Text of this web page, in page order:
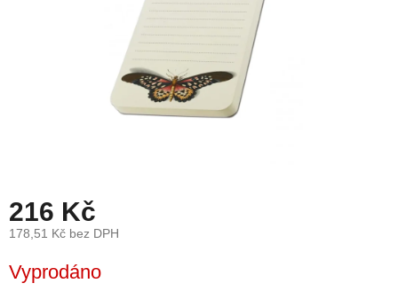
Novinky
Prodejny
216 Kč
178,51 Kč bez DPH
cena:
Vyprodáno